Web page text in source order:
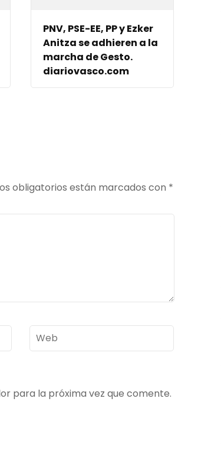
PNV, PSE-EE, PP y Ezker
Anitza se adhieren a la
marcha de Gesto.
diariovasco.com
obligatorios están marcados con *
Web
para la próxima vez que comente.